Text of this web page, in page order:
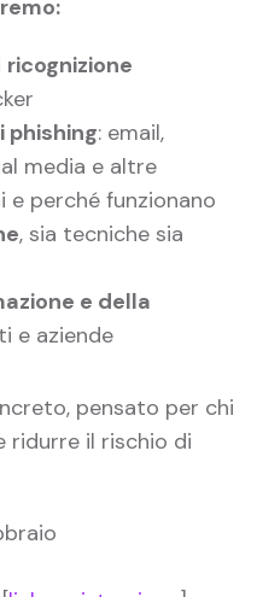
ricognizione
phishing: email,
media e altre
e perché funzionano
, sia tecniche sia
e della
e aziende
pensato per chi
ridurre il rischio di